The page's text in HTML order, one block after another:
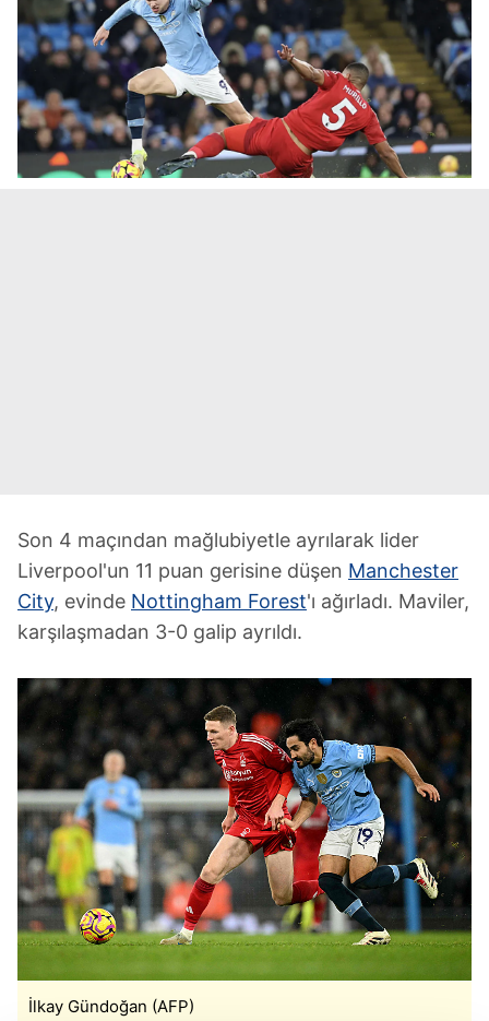
Son 4 maçından mağlubiyetle ayrılarak lider
Liverpool'un 11 puan gerisine düşen Manchester
City, evinde Nottingham Forest'ı ağırladı. Maviler,
karşılaşmadan 3-0 galip ayrıldı.
İlkay Gündoğan (AFP)